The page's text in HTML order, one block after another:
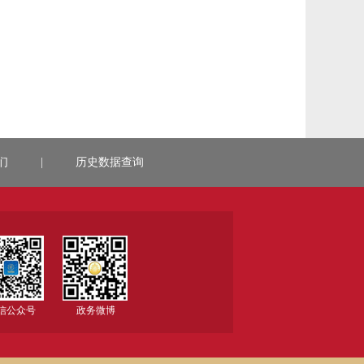
历史数据查询
公众号 政务微博